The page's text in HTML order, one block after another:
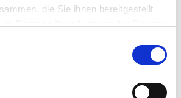
die Sie ihnen bereitgestellt
deine